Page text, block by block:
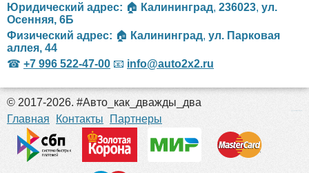
Юридический адрес: 🏠 Калининград, 236023, ул.
Осенняя, 6Б
Физический адрес: 🏠 Калининград, ул. Парковая
аллея, 44
☎ +7 996 522-47-00 📧 info@auto2x2.ru
© 2017-2026. #Авто_как_дважды_два
Главная
Контакты Партнеры